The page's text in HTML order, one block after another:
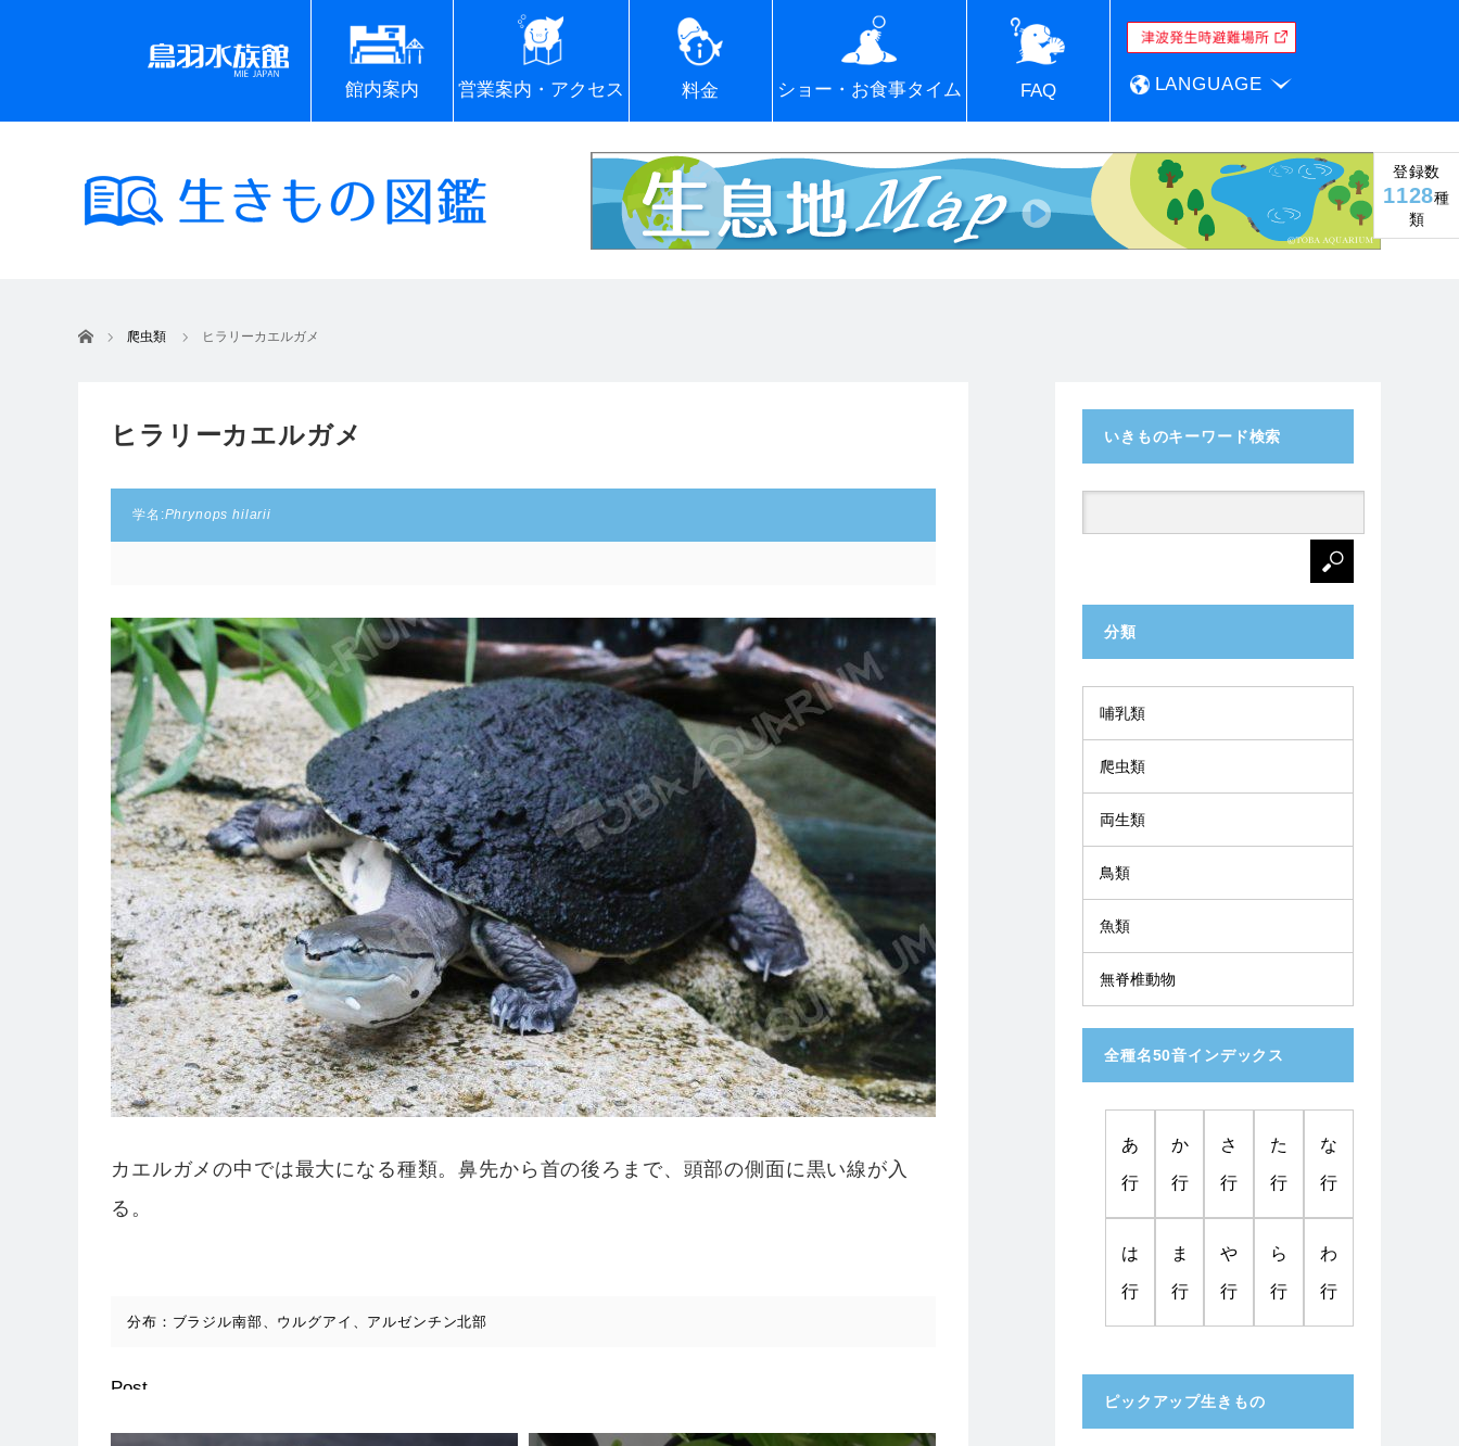
館内案内 営業案内・アクセス 料金 ショー・お食事タイム FAQ LANGUAGE
登録数
1128種
類
ホーム 爬虫類 ヒラリーカエルガメ
ヒラリーカエルガメ
学名:Phrynops hilarii
カエルガメの中では最大になる種類。鼻先から首の後ろまで、頭部の側面に黒い線が入
る。
分布：ブラジル南部、ウルグアイ、アルゼンチン北部
Post
いきものキーワード検索
分類
哺乳類
爬虫類
両生類
鳥類
魚類
無脊椎動物
全種名50音インデックス
あ
行
か
行
さ
行
た
行
な
行
は
行
ま
行
や
行
ら
行
わ
行
ピックアップ生きもの